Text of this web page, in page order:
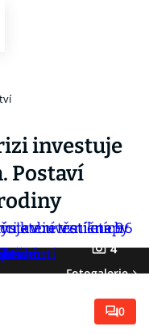
investuje
Postaví
4
Fotogalerie
0